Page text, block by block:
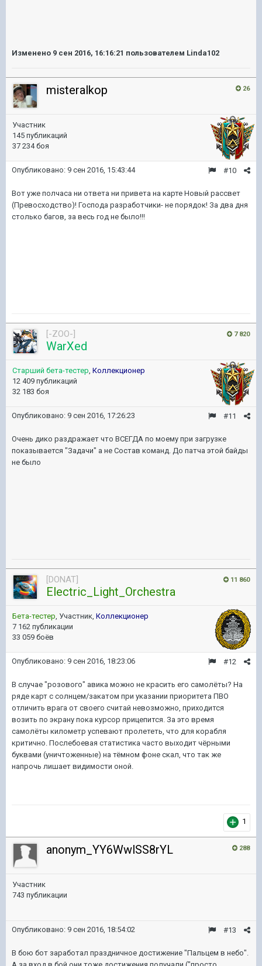
Изменено 9 сен 2016, 16:16:21 пользователем Linda102
26
misteralkop
Участник
145 публикаций
37 234 боя
#10
Опубликовано: 9 сен 2016, 15:43:44
Вот уже полчаса ни ответа ни привета на карте Новый рассвет
(Превосходство)! Господа разработчики- не порядок! За два дня
столько багов, за весь год не было!!!
7 820
[-ZOO-]
WarXed
Старший бета-тестер, Коллекционер
12 409 публикаций
32 183 боя
#11
Опубликовано: 9 сен 2016, 17:26:23
Очень дико раздражает что ВСЕГДА по моему при загрузке
показывается "Задачи" а не Состав команд. До патча этой байды
не было
11 860
[DONAT]
Electric_Light_Orchestra
Бета-тестер, Участник, Коллекционер
7 162 публикации
33 059 боёв
#12
Опубликовано: 9 сен 2016, 18:23:06
В случае "розового" авика можно не красить его самолёты? На
ряде карт с солнцем/закатом при указании приоритета ПВО
отличить врага от своего считай невозможно, приходится
возить по экрану пока курсор прицепится. За это время
самолёты километр успевают пролететь, что для корабля
критично. Послебоевая статистика часто выходит чёрными
буквами (уничтоженные) на тёмном фоне скал, что так же
напрочь лишает видимости оной.
1
288
anonym_YY6WwlSS8rYL
Участник
743 публикации
#13
Опубликовано: 9 сен 2016, 18:54:02
В бою бот заработал праздничное достижение "Пальцем в небо".